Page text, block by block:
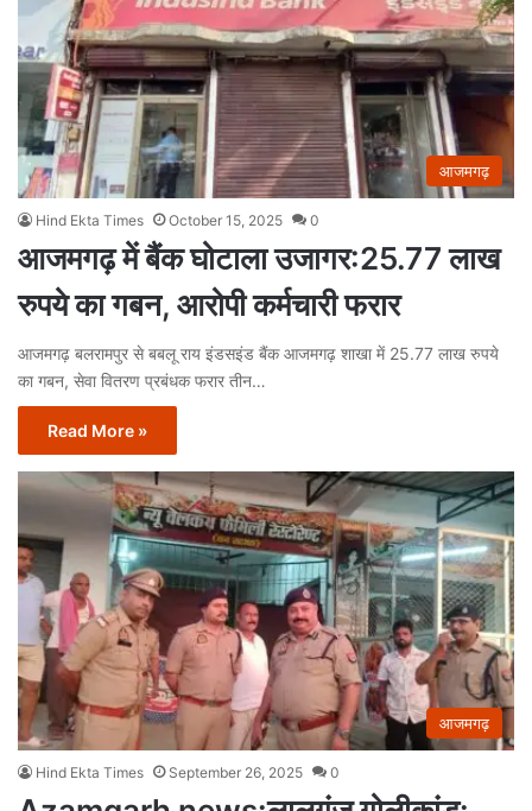
आजमगढ़
Hind Ekta Times October 15, 2025 0
आजमगढ़ में बैंक घोटाला उजागर:25.77 लाख
रुपये का गबन, आरोपी कर्मचारी फरार
आजमगढ़ बलरामपुर से बबलू राय इंडसइंड बैंक आजमगढ़ शाखा में 25.77 लाख रुपये
का गबन, सेवा वितरण प्रबंधक फरार तीन…
Read More »
आजमगढ़
Hind Ekta Times September 26, 2025 0